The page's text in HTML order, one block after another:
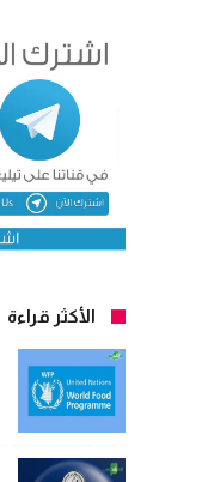
الأكثر قراءة